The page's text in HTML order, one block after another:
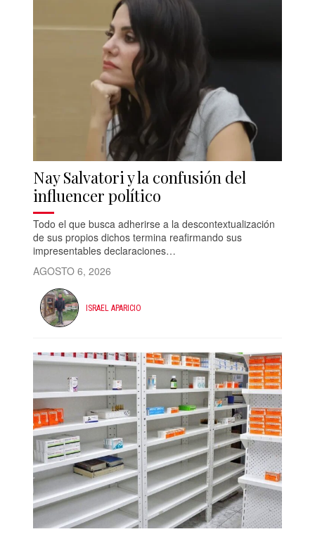
Nay Salvatori y la confusión del
influencer político
Todo el que busca adherirse a la descontextualización
de sus propios dichos termina reafirmando sus
impresentables declaraciones…
AGOSTO 6, 2026
ISRAEL APARICIO